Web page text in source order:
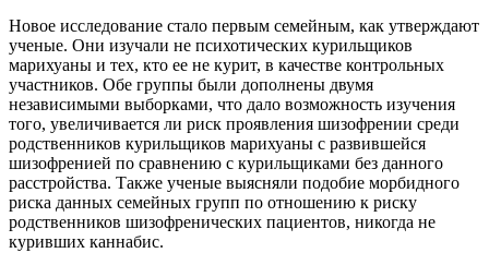
Новое исследование стало первым семейным, как утверждают
ученые. Они изучали не психотических курильщиков
марихуаны и тех, кто ее не курит, в качестве контрольных
участников. Обе группы были дополнены двумя
независимыми выборками, что дало возможность изучения
того, увеличивается ли риск проявления шизофрении среди
родственников курильщиков марихуаны с развившейся
шизофренией по сравнению с курильщиками без данного
расстройства. Также ученые выясняли подобие морбидного
риска данных семейных групп по отношению к риску
родственников шизофренических пациентов, никогда не
куривших каннабис.